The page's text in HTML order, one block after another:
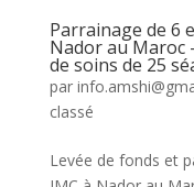
Parrainage de 6
Nador au Maroc
de soins de 25
par
classé
Levée de fonds et